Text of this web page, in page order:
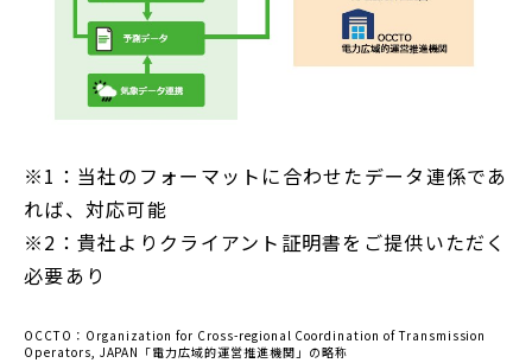
※1：当社のフォーマットに合わせたデータ連係であ
れば、対応可能
※2：貴社よりクライアント証明書をご提供いただく
必要あり
OCCTO：Organization for Cross-regional Coordination of Transmission
Operators, JAPAN「電力広域的運営推進機関」の略称